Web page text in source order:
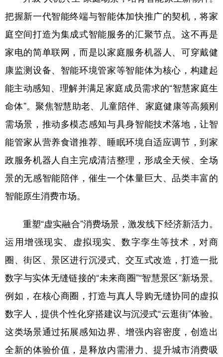
把握新一代智能终端与智能体加快推广的契机，将家
庭空间打造为集成式智能服务的汇聚节点。这不再是
家电的简单联网，而是以家庭服务机器人、可穿戴健
康监测设备、智能环境管家等智能体为核心，构建起
能主动感知、理解并满足家庭成员需求的“智慧家庭生
命体”。聚焦智慧助老、儿童陪伴、家庭健康等高频刚
需场景，推动多模态感知与具身智能技术落地，让智
能管家从营养食谱推荐、睡眠环境自适应调节，到家
政服务机器人自主完成清洁整理，形成全天候、全场
景的无感智能陪伴，催生一个体量巨大、品类丰富的
智能原生消费市场。
重塑“虚实融合”消费场景，激发线下经济新活力。
运用增强现实、虚拟现实、数字孪生等技术，对商
圈、街区、景区进行沉浸式、交互式改造，打造一批
数字与实体无缝链接的“未来商圈”“智慧景区”新场景。
例如，在核心商圈，打造与真人导购无缝协同的虚拟
数字人，提供个性化穿搭建议与沉浸式“云逛街”体验。
这类场景通过拓展感知边界、增强内容密度，创造出
全新的体验价值，是释放内需潜力、提升城市消费吸